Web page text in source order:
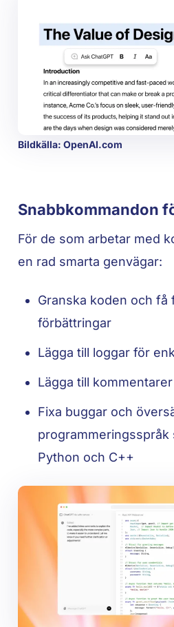
Bildkälla: OpenAI.com
Snabbkommandon
För de som arbetar med
en rad smarta genvägar:
Granska koden och få
förbättringar
Lägga till loggar för
Lägga till
Fixa buggar och
programmeringsspråk
Python och C++